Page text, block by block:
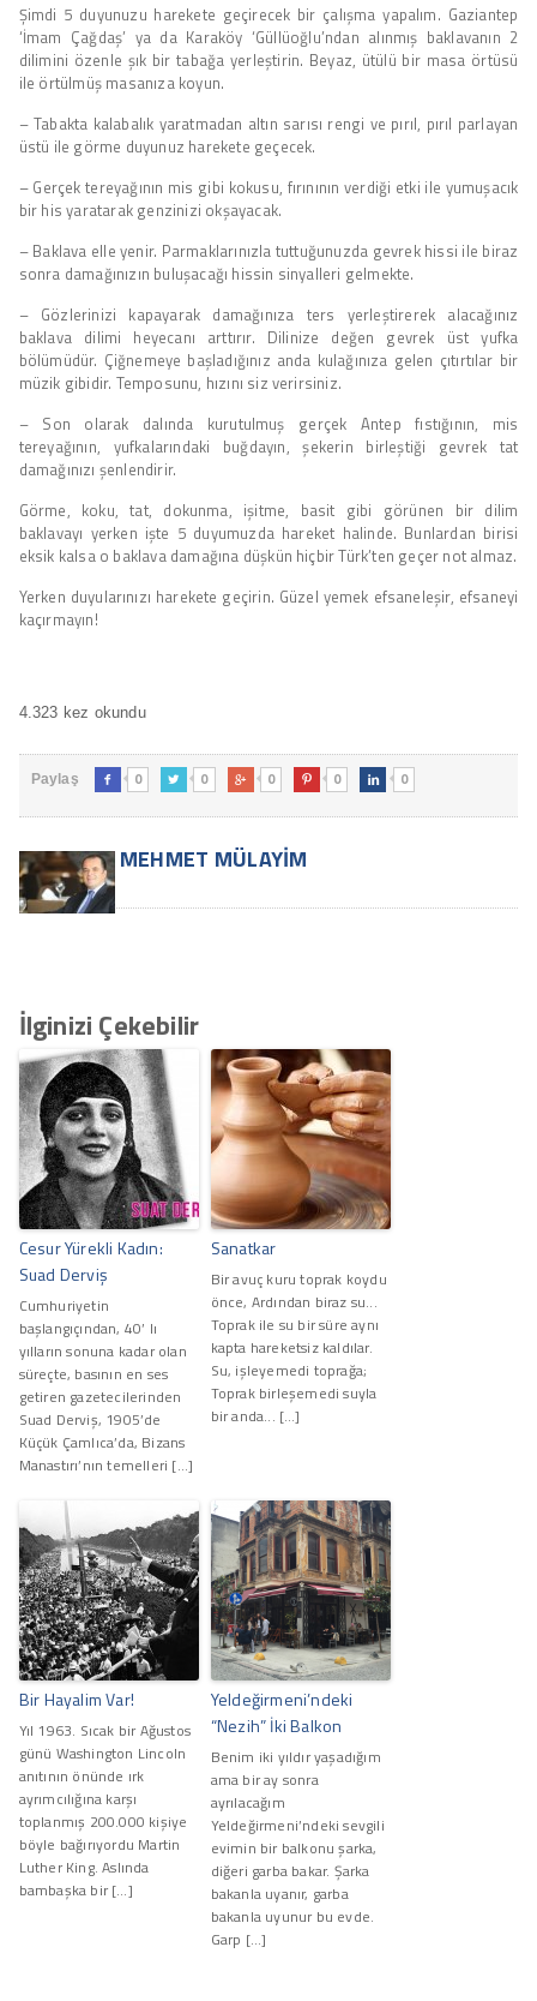
Şimdi 5 duyunuzu harekete geçirecek bir çalışma yapalım. Gaziantep
‘İmam Çağdaş’ ya da Karaköy ‘Güllüoğlu’ndan alınmış baklavanın 2
dilimini özenle şık bir tabağa yerleştirin. Beyaz, ütülü bir masa örtüsü
ile örtülmüş masanıza koyun.
– Tabakta kalabalık yaratmadan altın sarısı rengi ve pırıl, pırıl parlayan
üstü ile görme duyunuz harekete geçecek.
– Gerçek tereyağının mis gibi kokusu, fırınının verdiği etki ile yumuşacık
bir his yaratarak genzinizi okşayacak.
– Baklava elle yenir. Parmaklarınızla tuttuğunuzda gevrek hissi ile biraz
sonra damağınızın buluşacağı hissin sinyalleri gelmekte.
– Gözlerinizi kapayarak damağınıza ters yerleştirerek alacağınız
baklava dilimi heyecanı arttırır. Dilinize değen gevrek üst yufka
bölümüdür. Çiğnemeye başladığınız anda kulağınıza gelen çıtırtılar bir
müzik gibidir. Temposunu, hızını siz verirsiniz.
– Son olarak dalında kurutulmuş gerçek Antep fıstığının, mis
tereyağının, yufkalarındaki buğdayın, şekerin birleştiği gevrek tat
damağınızı şenlendirir.
Görme, koku, tat, dokunma, işitme, basit gibi görünen bir dilim
baklavayı yerken işte 5 duyumuzda hareket halinde. Bunlardan birisi
eksik kalsa o baklava damağına düşkün hiçbir Türk’ten geçer not almaz.
Yerken duyularınızı harekete geçirin. Güzel yemek efsaneleşir, efsaneyi
kaçırmayın!
4.323 kez okundu
Paylaş  0  0  0  0  0
MEHMET MÜLAYIM
İlginizi Çekebilir
Cesur Yürekli Kadın:
Suad Derviş
Cumhuriyetin
başlangıçından, 40’ lı
yılların sonuna kadar olan
süreçte, basının en ses
getiren gazetecilerinden
Suad Derviş, 1905’de
Küçük Çamlıca’da, Bizans
Manastırı’nın temelleri […]
Sanatkar
Bir avuç kuru toprak koydu
önce, Ardından biraz su...
Toprak ile su bir süre aynı
kapta hareketsiz kaldılar.
Su, işleyemedi toprağa;
Toprak birleşemedi suyla
bir anda... […]
Bir Hayalim Var!
Yıl 1963. Sıcak bir Ağustos
günü Washington Lincoln
anıtının önünde ırk
ayrımcılığına karşı
toplanmış 200.000 kişiye
böyle bağırıyordu Martin
Luther King. Aslında
bambaşka bir […]
Yeldeğirmeni’ndeki
“Nezih” İki Balkon
Benim iki yıldır yaşadığım
ama bir ay sonra
ayrılacağım
Yeldeğirmeni’ndeki sevgili
evimin bir balkonu şarka,
diğeri garba bakar. Şarka
bakanla uyanır, garba
bakanla uyunur bu evde.
Garp […]